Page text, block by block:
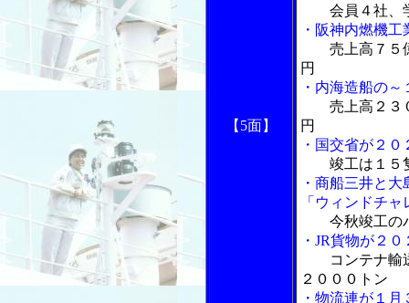
【5面】
会員４社、
・阪神内燃機
売上高７５
円
・内海造船の
売上高２３
円
・国交省が２
竣工は１５
・商船三井と
「ウィンドチ
今秋竣工の
・JR貨物が２
コンテナ輸
２０００トン
・物流連が１